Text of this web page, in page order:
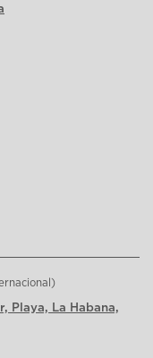
Playa, La Habana,